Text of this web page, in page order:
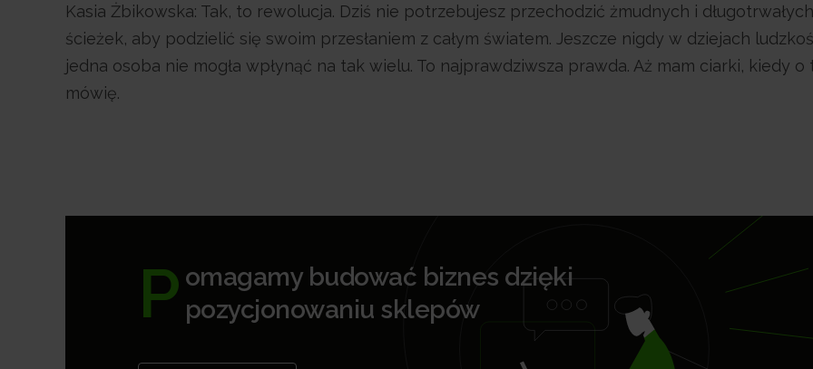
Kasia Żbikowska: Tak, to rewolucja. Dziś nie potrzebujesz przechodzić żmudnych i długotrwałych
ścieżek, aby podzielić się swoim przesłaniem z całym światem. Jeszcze nigdy w dziejach
jedna osoba nie mogła wpłynąć na tak wielu. To najprawdziwsza prawda. Aż mam ciarki, kiedy o
mówię.
P omagamy budować biznes dzięki
pozycjonowaniu sklepów